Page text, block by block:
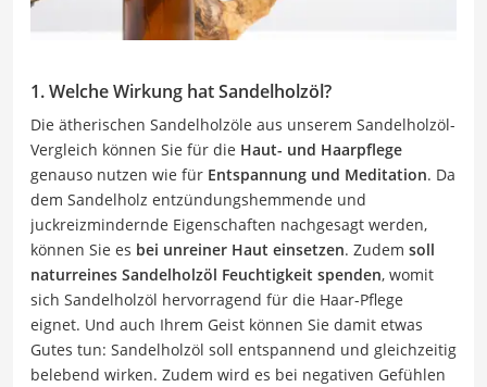
1. Welche Wirkung hat Sandelholzöl?
Die ätherischen Sandelholzöle aus unserem Sandelholzöl-
Vergleich können Sie für die Haut- und Haarpflege
genauso nutzen wie für Entspannung und Meditation. Da
dem Sandelholz entzündungshemmende und
juckreizmindernde Eigenschaften nachgesagt werden,
können Sie es bei unreiner Haut einsetzen. Zudem soll
naturreines Sandelholzöl Feuchtigkeit spenden, womit
sich Sandelholzöl hervorragend für die Haar-Pflege
eignet. Und auch Ihrem Geist können Sie damit etwas
Gutes tun: Sandelholzöl soll entspannend und gleichzeitig
belebend wirken. Zudem wird es bei negativen Gefühlen